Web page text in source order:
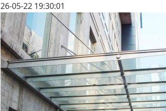
26-05-22 19:30:01